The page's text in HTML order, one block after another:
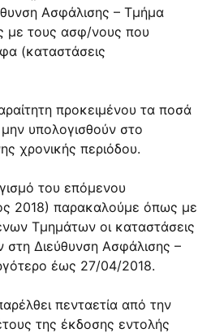
Ασφάλισης – Τμήμα
με τους ασφ/νους που
(καταστάσεις
προκειμένου τα ποσά
υπολογισθούν στο
χρονικής περιόδου.
του επόμενου
2018) παρακαλούμε όπως με
Τμημάτων οι καταστάσεις
Διεύθυνση Ασφάλισης –
έως 27/04/2018.
πενταετία από την
της έκδοσης εντολής